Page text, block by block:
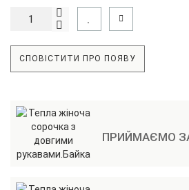
СПОВІСТИТИ ПРО ПОЯВУ
ПРИЙМАЄМО